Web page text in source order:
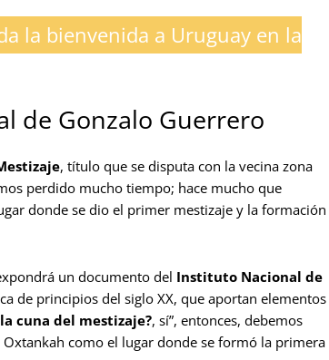
la bienvenida a Uruguay en la
de Gonzalo Guerrero
, título que se disputa con la vecina zona
perdido mucho tiempo; hace mucho que
donde se dio el primer mestizaje y la formación
un documento del Instituto Nacional de
de principios del siglo XX, que aportan elementos
cuna del mestizaje?, sí”, entonces, debemos
como el lugar donde se formó la primera